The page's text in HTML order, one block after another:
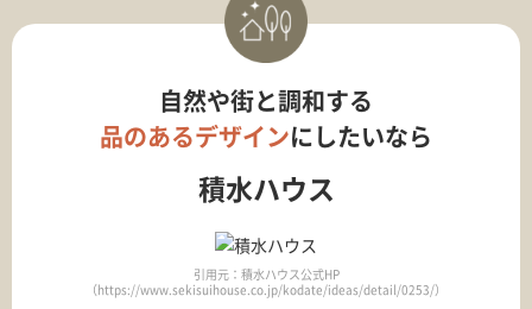
自然や街と調和する
品のあるデザインにしたいなら
積水ハウス
引用元：積水ハウス公式HP
（https://www.sekisuihouse.co.jp/kodate/ideas/detail/0253/）